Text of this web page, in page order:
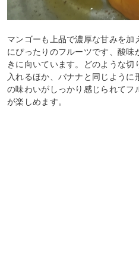
マンゴーも上品で濃厚な甘みを加
にぴったりのフルーツです、酸味
きに向いています。どのような切
入れるほか、バナナと同じよう
の味わいがしっかり感じられてフ
が楽しめます。